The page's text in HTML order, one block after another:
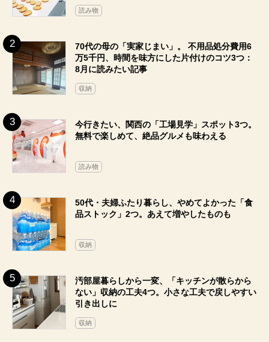
読み物
70代の母の「実家じまい」。 不用品処分費用6
万5千円、時間を味方にした片付けのコツ3つ：
8月に読みたい記事
収納
今行きたい、関西の「工場見学」スポット3つ。
無料で楽しめて、絶品グルメも味わえる
読み物
50代・夫婦ふたり暮らし、やめてよかった「食
品ストック」2つ。あえて増やしたものも
収納
汚部屋暮らしから一変、「キッチンが散らから
ない」収納の工夫4つ。小さな工夫で戻しやすい
引き出しに
収納